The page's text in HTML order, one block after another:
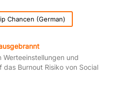
Chancen (German)
Werteeinstellungen und
Burnout Risiko von Social